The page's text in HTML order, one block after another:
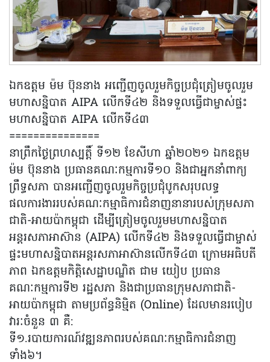
ឯកឧត្តម ម៉ម ប៊ុននាង អញ្ជើញចូលរួមកិច្ចប្រជុំត្រៀមចូលរួម
មហាសន្និបាត AIPA លើកទី៤២ និងទទួលធ្វើជាម្ចាស់ផ្ទះ
មហាសន្និបាត AIPA លើកទី៤៣
===============
នាព្រឹកថ្ងៃព្រហស្បត្តិ៍ ទី១២ ខែសីហា ឆ្នាំ២០២១ ឯកឧត្តម
ម៉ម ប៊ុននាង ប្រធានគណៈកម្មការទី១០ និងជាអ្នកនាំពាក្យ
ព្រឹទ្ធសភា បានអញ្ជើញចូលរួមកិច្ចប្រជុំបូកសរុបលទ្ធ
ផលការងាររបស់គណៈកម្មាធិការជំនាញនានារបស់ក្រុមសភា
ជាតិ-អាយប៉ាកម្ពុជា ដើម្បីត្រៀមចូលរួមមហាសន្និបាត
អន្តរសភាអាស៊ាន (AIPA) លើកទី៤២ និងទទួលធ្វើជាម្ចាស់
ផ្ទះមហាសន្និបាតអន្តរសភាអាស៊ានលើកទី៤៣ ក្រោមអធិបតី
ភាព ឯកឧត្តមកិត្តិសេដ្ឋាបណ្ឌិត ជាម យៀប ប្រធាន
គណៈកម្មការទី២ រដ្ឋសភា និងជាប្រធានក្រុមសភាជាតិ-
អាយប៉ាកម្ពុជា តាមប្រព័ន្ធនិម្មិត (Online) ដែលមានរបៀប
វារៈចំនួន ៣ គឺ:
ទី១.របាយការណ៍វឌ្ឍនភាពរបស់គណៈកម្មាធិការជំនាញ
ទាំង៦។